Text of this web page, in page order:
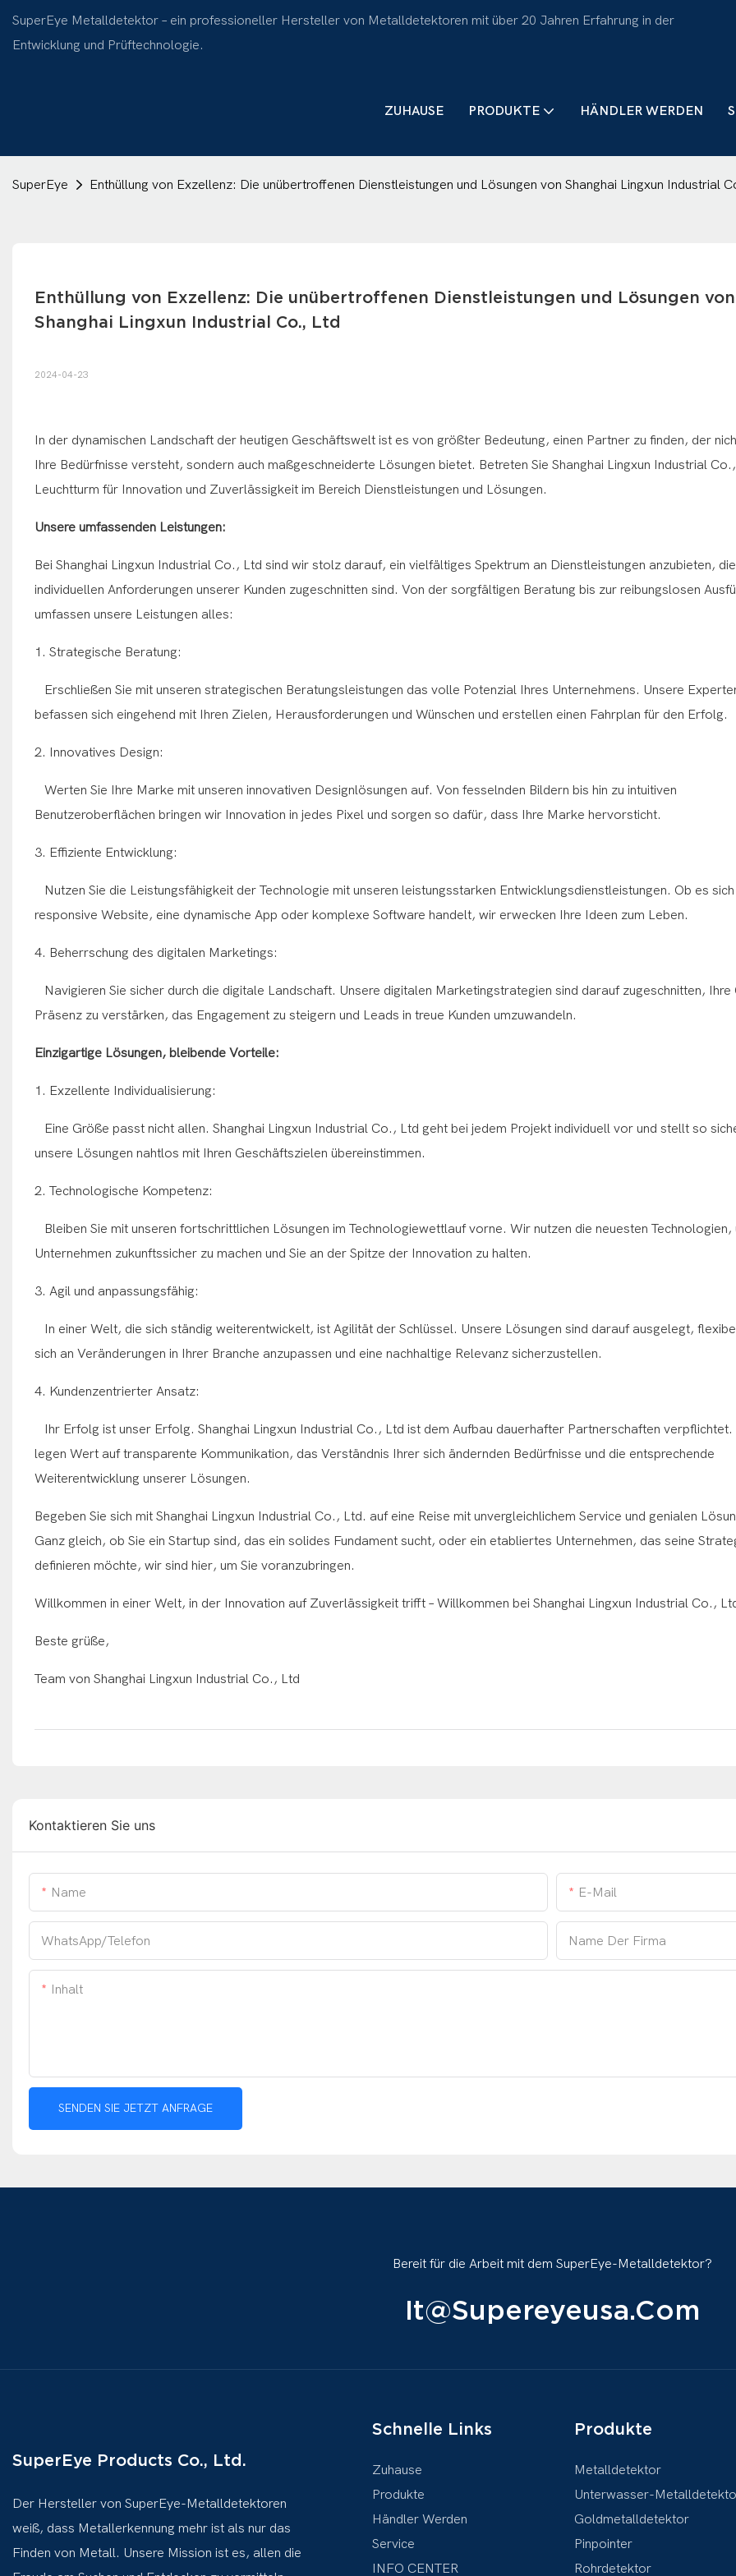
SuperEye Metalldetektor – ein professioneller Hersteller von Metalldetektoren mit über 20 Jahren Erfahrung in der
Entwicklung und Prüftechnologie.
ZUHAUSE PRODUKTE HÄNDLER WERDEN
SuperEye Enthüllung von Exzellenz: Die unübertroffenen Dienstleistungen und Lösungen von Shanghai Lingxun Industrial
Enthüllung von Exzellenz: Die unübertroffenen Dienstleistungen und Lösungen von
Shanghai Lingxun Industrial Co., Ltd
2024-04-23
In der dynamischen Landschaft der heutigen Geschäftswelt ist es von größter Bedeutung, einen Partner zu finden, der
Ihre Bedürfnisse versteht, sondern auch maßgeschneiderte Lösungen bietet. Betreten Sie Shanghai Lingxun Industrial
Leuchtturm für Innovation und Zuverlässigkeit im Bereich Dienstleistungen und Lösungen.
Unsere umfassenden Leistungen:
Bei Shanghai Lingxun Industrial Co., Ltd sind wir stolz darauf, ein vielfältiges Spektrum an Dienstleistungen anzubieten,
individuellen Anforderungen unserer Kunden zugeschnitten sind. Von der sorgfältigen Beratung bis zur reibungslosen
umfassen unsere Leistungen alles:
1. Strategische Beratung:
Erschließen Sie mit unseren strategischen Beratungsleistungen das volle Potenzial Ihres Unternehmens. Unsere
befassen sich eingehend mit Ihren Zielen, Herausforderungen und Wünschen und erstellen einen Fahrplan für den Erfolg.
2. Innovatives Design:
Werten Sie Ihre Marke mit unseren innovativen Designlösungen auf. Von fesselnden Bildern bis hin zu intuitiven
Benutzeroberflächen bringen wir Innovation in jedes Pixel und sorgen so dafür, dass Ihre Marke hervorsticht.
3. Effiziente Entwicklung:
Nutzen Sie die Leistungsfähigkeit der Technologie mit unseren leistungsstarken Entwicklungsdienstleistungen. Ob es sich
responsive Website, eine dynamische App oder komplexe Software handelt, wir erwecken Ihre Ideen zum Leben.
4. Beherrschung des digitalen Marketings:
Navigieren Sie sicher durch die digitale Landschaft. Unsere digitalen Marketingstrategien sind darauf zugeschnitten, Ihre
Präsenz zu verstärken, das Engagement zu steigern und Leads in treue Kunden umzuwandeln.
Einzigartige Lösungen, bleibende Vorteile:
1. Exzellente Individualisierung:
Eine Größe passt nicht allen. Shanghai Lingxun Industrial Co., Ltd geht bei jedem Projekt individuell vor und stellt so
unsere Lösungen nahtlos mit Ihren Geschäftszielen übereinstimmen.
2. Technologische Kompetenz:
Bleiben Sie mit unseren fortschrittlichen Lösungen im Technologiewettlauf vorne. Wir nutzen die neuesten Technologien,
Unternehmen zukunftssicher zu machen und Sie an der Spitze der Innovation zu halten.
3. Agil und anpassungsfähig:
In einer Welt, die sich ständig weiterentwickelt, ist Agilität der Schlüssel. Unsere Lösungen sind darauf ausgelegt,
sich an Veränderungen in Ihrer Branche anzupassen und eine nachhaltige Relevanz sicherzustellen.
4. Kundenzentrierter Ansatz:
Ihr Erfolg ist unser Erfolg. Shanghai Lingxun Industrial Co., Ltd ist dem Aufbau dauerhafter Partnerschaften verpflichtet.
legen Wert auf transparente Kommunikation, das Verständnis Ihrer sich ändernden Bedürfnisse und die entsprechende
Weiterentwicklung unserer Lösungen.
Begeben Sie sich mit Shanghai Lingxun Industrial Co., Ltd. auf eine Reise mit unvergleichlichem Service und genialen
Ganz gleich, ob Sie ein Startup sind, das ein solides Fundament sucht, oder ein etabliertes Unternehmen, das seine
definieren möchte, wir sind hier, um Sie voranzubringen.
Willkommen in einer Welt, in der Innovation auf Zuverlässigkeit trifft – Willkommen bei Shanghai Lingxun Industrial Co.,
Beste grüße,
Team von Shanghai Lingxun Industrial Co., Ltd
Kontaktieren Sie uns
Name E-Mail
WhatsApp/Telefon Name Der Firma
Inhalt
SENDEN SIE JETZT ANFRAGE
Bereit für die Arbeit mit dem SuperEye-Metalldetektor?
It@supereyeusa.com
SuperEye Products Co., Ltd.
Der Hersteller von SuperEye-Metalldetektoren
weiß, dass Metallerkennung mehr ist als nur das
Finden von Metall. Unsere Mission ist es, allen die
Schnelle Links
Zuhause
Produkte
Händler Werden
Service
INFO CENTER
Produkte
Metalldetektor
Unterwasser-
Goldmetalldetektor
Pinpointer
Rohrdetektor